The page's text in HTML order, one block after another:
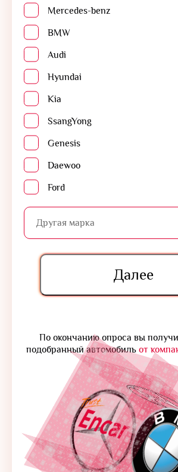
Mercedes-benz
BMW
Audi
Hyundai
Kia
SsangYong
Genesis
Daewoo
Ford
По окончанию опроса вы
подобранный автомобиль от
Далее